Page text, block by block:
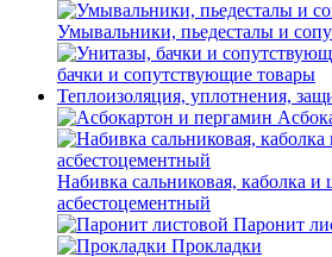
Умывальники, пьедесталы и
бачки и сопутствующие товары
Теплоизоляция, уплотнения,
Набивка сальниковая, каболка и
асбестоцементный
Паронит
Прокладки